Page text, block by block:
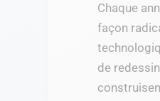
Chaque
façon
de